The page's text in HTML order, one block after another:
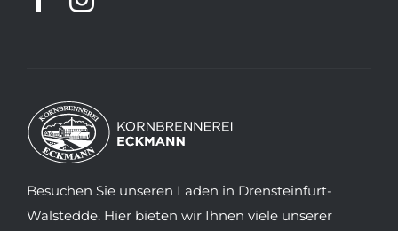
Besuchen Sie unseren Laden in Drensteinfurt-
Walstedde. Hier bieten wir Ihnen viele unserer